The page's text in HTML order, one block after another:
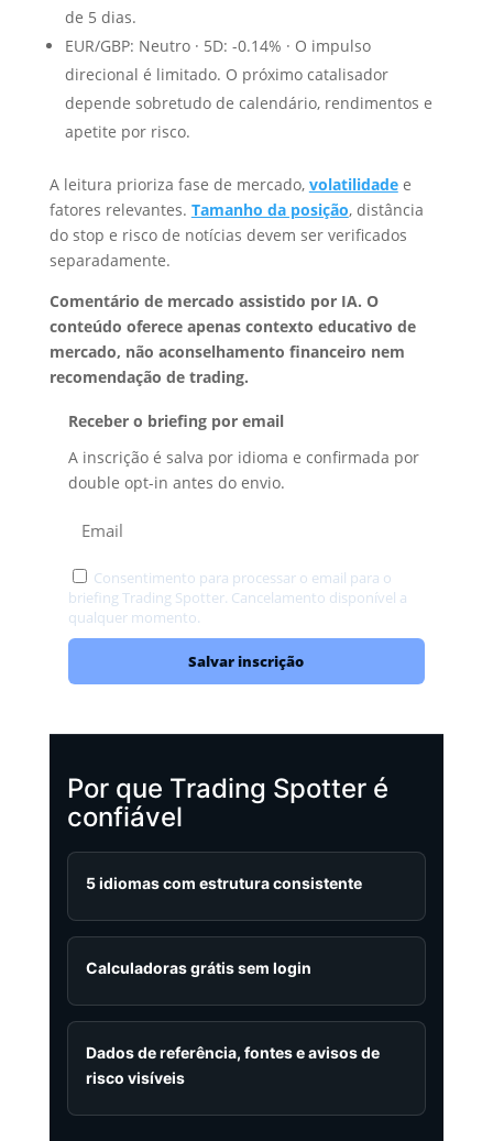
de 5 dias.
EUR/GBP: Neutro · 5D: -0.14% · O impulso
direcional é limitado. O próximo catalisador
depende sobretudo de calendário, rendimentos e
apetite por risco.
A leitura prioriza fase de mercado, volatilidadee
fatores relevantes. Tamanho da posição, distância
do stop e risco de notícias devem ser verificados
separadamente.
Comentário de mercado assistido por IA. O
conteúdo oferece apenas contexto educativo de
mercado, não aconselhamento financeiro nem
recomendação de trading.
Receber o briefing por email
A inscrição é salva por idioma e confirmada por
double opt-in antes do envio.
Consentimento para processar o email para o
briefing Trading Spotter. Cancelamento disponível a
qualquer momento.
Salvar inscrição
Por que Trading Spotter é
confiável
5 idiomas com estrutura consistente
Calculadoras grátis sem login
Dados de referência, fontes e avisos de
risco visíveis